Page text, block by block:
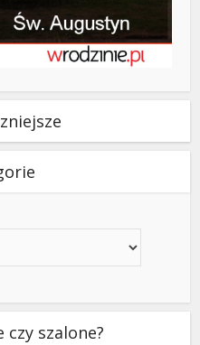
czy szalone?